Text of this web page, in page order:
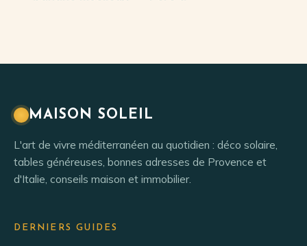
MAISON SOLEIL
L'art de vivre méditerranéen au quotidien : déco solaire,
tables généreuses, bonnes adresses de Provence et
d'Italie, conseils maison et immobilier.
DERNIERS GUIDES